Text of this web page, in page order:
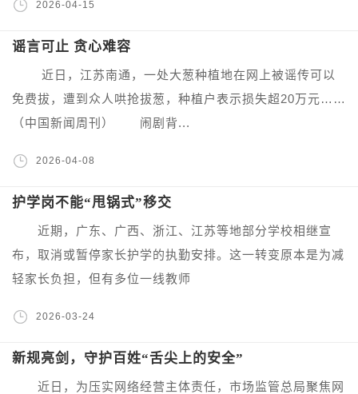
2026-04-15
谣言可止 贪心难容
近日，江苏南通，一处大葱种植地在网上被谣传可以
免费拔，遭到众人哄抢拔葱，种植户表示损失超20万元……
（中国新闻周刊） 闹剧背...
2026-04-08
护学岗不能“甩锅式”移交
近期，广东、广西、浙江、江苏等地部分学校相继宣
布，取消或暂停家长护学的执勤安排。这一转变原本是为减
轻家长负担，但有多位一线教师
2026-03-24
新规亮剑，守护百姓“舌尖上的安全”
近日，为压实网络经营主体责任，市场监管总局聚焦网